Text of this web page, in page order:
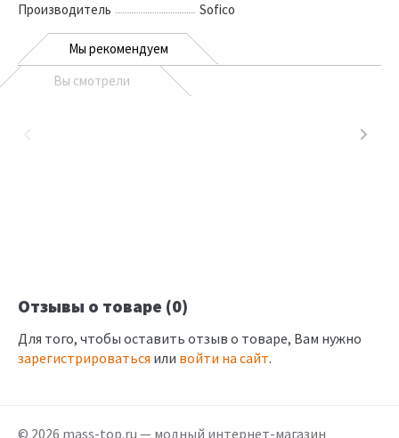
Производитель
Sofico
Мы рекомендуем
Вы смотрели
Отзывы о товаре (0)
Для того, чтобы оставить отзыв о товаре, Вам нужно
зарегистрироваться или войти на сайт.
© 2026 mass-top.ru — модный интернет-магазин